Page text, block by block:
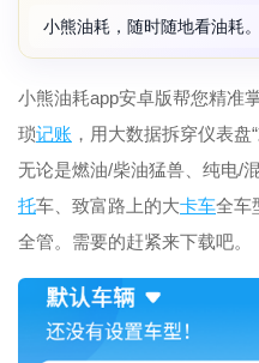
小熊油耗，随时随地看油耗。
小熊油耗app安卓版帮您精准
琐记账 ，用大数据拆穿仪表盘
无论是燃油/柴油猛兽、纯电/
托车、致富路上的大卡车全车
全管。需要的赶紧来下载吧。